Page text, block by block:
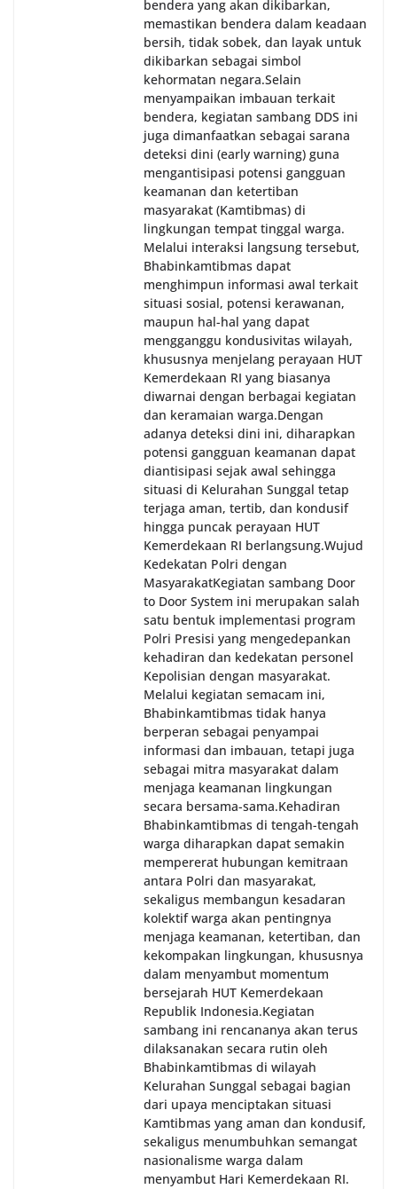
bendera yang akan dikibarkan,
memastikan bendera dalam keadaan
bersih, tidak sobek, dan layak untuk
dikibarkan sebagai simbol
kehormatan negara.‎‎‎Selain
menyampaikan imbauan terkait
bendera, kegiatan sambang DDS ini
juga dimanfaatkan sebagai sarana
deteksi dini (early warning) guna
mengantisipasi potensi gangguan
keamanan dan ketertiban
masyarakat (Kamtibmas) di
lingkungan tempat tinggal warga.
Melalui interaksi langsung tersebut,
Bhabinkamtibmas dapat
menghimpun informasi awal terkait
situasi sosial, potensi kerawanan,
maupun hal-hal yang dapat
mengganggu kondusivitas wilayah,
khususnya menjelang perayaan HUT
Kemerdekaan RI yang biasanya
diwarnai dengan berbagai kegiatan
dan keramaian warga.‎‎Dengan
adanya deteksi dini ini, diharapkan
potensi gangguan keamanan dapat
diantisipasi sejak awal sehingga
situasi di Kelurahan Sunggal tetap
terjaga aman, tertib, dan kondusif
hingga puncak perayaan HUT
Kemerdekaan RI berlangsung.‎‎Wujud
Kedekatan Polri dengan
Masyarakat‎Kegiatan sambang Door
to Door System ini merupakan salah
satu bentuk implementasi program
Polri Presisi yang mengedepankan
kehadiran dan kedekatan personel
Kepolisian dengan masyarakat.
Melalui kegiatan semacam ini,
Bhabinkamtibmas tidak hanya
berperan sebagai penyampai
informasi dan imbauan, tetapi juga
sebagai mitra masyarakat dalam
menjaga keamanan lingkungan
secara bersama-sama.‎‎Kehadiran
Bhabinkamtibmas di tengah-tengah
warga diharapkan dapat semakin
mempererat hubungan kemitraan
antara Polri dan masyarakat,
sekaligus membangun kesadaran
kolektif warga akan pentingnya
menjaga keamanan, ketertiban, dan
kekompakan lingkungan, khususnya
dalam menyambut momentum
bersejarah HUT Kemerdekaan
Republik Indonesia.‎Kegiatan
sambang ini rencananya akan terus
dilaksanakan secara rutin oleh
Bhabinkamtibmas di wilayah
Kelurahan Sunggal sebagai bagian
dari upaya menciptakan situasi
Kamtibmas yang aman dan kondusif,
sekaligus menumbuhkan semangat
nasionalisme warga dalam
menyambut Hari Kemerdekaan RI.